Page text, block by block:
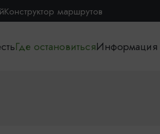
Конструктор маршрутов
Где остановитьсяИнформация